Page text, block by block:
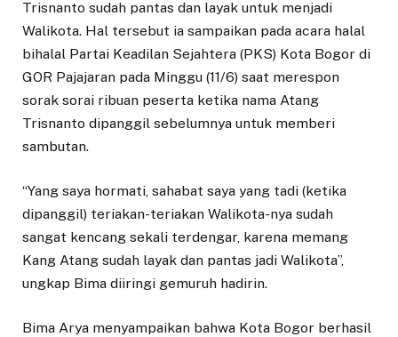
Trisnanto sudah pantas dan layak untuk menjadi
Walikota. Hal tersebut ia sampaikan pada acara halal
bihalal Partai Keadilan Sejahtera (PKS) Kota Bogor di
GOR Pajajaran pada Minggu (11/6) saat merespon
sorak sorai ribuan peserta ketika nama Atang
Trisnanto dipanggil sebelumnya untuk memberi
sambutan.
“Yang saya hormati, sahabat saya yang tadi (ketika
dipanggil) teriakan-teriakan Walikota-nya sudah
sangat kencang sekali terdengar, karena memang
Kang Atang sudah layak dan pantas jadi Walikota”,
ungkap Bima diiringi gemuruh hadirin.
Bima Arya menyampaikan bahwa Kota Bogor berhasil